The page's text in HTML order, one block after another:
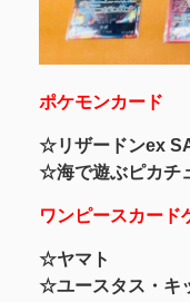
ポケモンカード
☆リザードンex
☆海で遊ぶピカ
ワンピースカード
☆ヤマト
☆ユースタス・キ